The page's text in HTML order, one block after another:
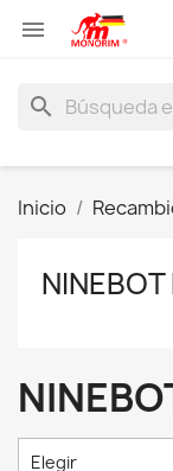

search
Inicio
NINEBOT
Elegir